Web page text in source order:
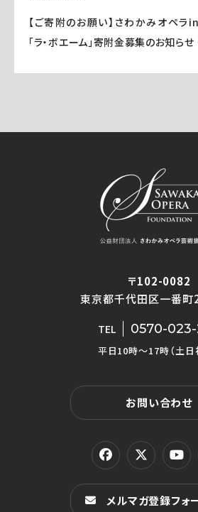
【ご寄附のお願い】さわかみオペ
「ラ・ボエーム」寄附金募集のお知らせ
〒102-0082
東京都千代田区一番町
TEL 0570-
平日10時〜17時（土日
お問い合わせ
メルマガ登録フォ